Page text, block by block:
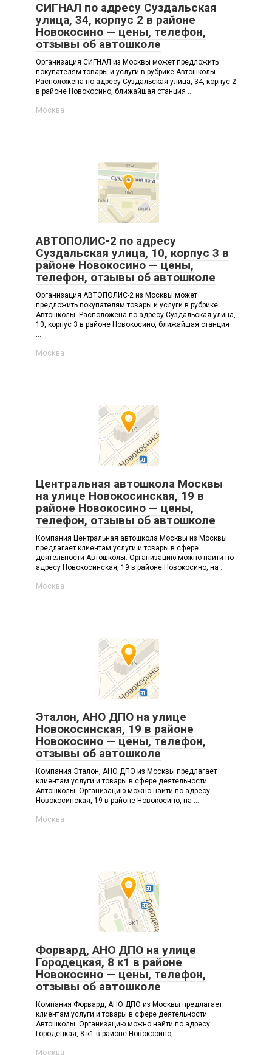
СИГНАЛ по адресу Суздальская
улица, 34, корпус 2 в районе
Новокосино — цены, телефон,
отзывы об автошколе
Организация СИГНАЛ из Москвы может предложить
покупателям товары и услуги в рубрике Автошколы.
Расположена по адресу Суздальская улица, 34, корпус 2
в районе Новокосино, ближайшая станция ...
Москва
АВТОПОЛИС-2 по адресу
Суздальская улица, 10, корпус 3 в
районе Новокосино — цены,
телефон, отзывы об автошколе
Организация АВТОПОЛИС-2 из Москвы может
предложить покупателям товары и услуги в рубрике
Автошколы. Расположена по адресу Суздальская улица,
10, корпус 3 в районе Новокосино, ближайшая станция
...
Москва
Центральная автошкола Москвы
на улице Новокосинская, 19 в
районе Новокосино — цены,
телефон, отзывы об автошколе
Компания Центральная автошкола Москвы из Москвы
предлагает клиентам услуги и товары в сфере
деятельности Автошколы. Организацию можно найти по
адресу Новокосинская, 19 в районе Новокосино, на ...
Москва
Эталон, АНО ДПО на улице
Новокосинская, 19 в районе
Новокосино — цены, телефон,
отзывы об автошколе
Компания Эталон, АНО ДПО из Москвы предлагает
клиентам услуги и товары в сфере деятельности
Автошколы. Организацию можно найти по адресу
Новокосинская, 19 в районе Новокосино, на ...
Москва
Форвард, АНО ДПО на улице
Городецкая, 8 к1 в районе
Новокосино — цены, телефон,
отзывы об автошколе
Компания Форвард, АНО ДПО из Москвы предлагает
клиентам услуги и товары в сфере деятельности
Автошколы. Организацию можно найти по адресу
Городецкая, 8 к1 в районе Новокосино, ...
Москва